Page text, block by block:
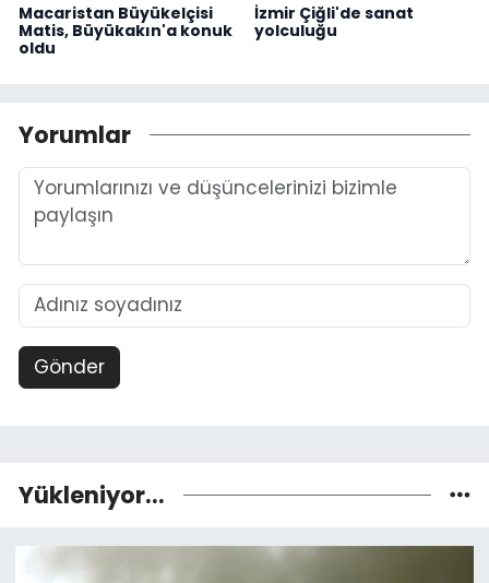
Macaristan Büyükelçisi
Matis, Büyükakın'a konuk
oldu
İzmir Çiğli'de sanat
yolculuğu
Yorumlar
Gönder
Yükleniyor...